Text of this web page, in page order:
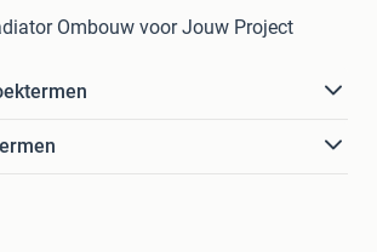
Ombouw voor Jouw Project